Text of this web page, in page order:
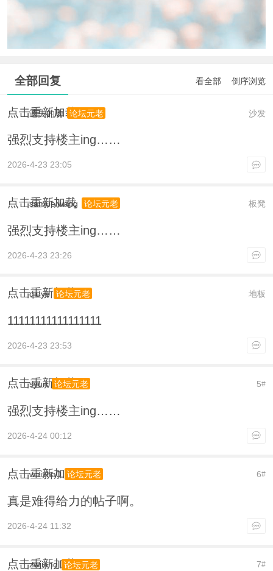
全部回复 看全部 倒序浏览
点击重新加载 沙发
遗失的吻 论坛元老
强烈支持楼主ing……
2026-4-23 23:05
点击重新加载 板凳
samuelwang 论坛元老
强烈支持楼主ing……
2026-4-23 23:26
点击重新加载 地板
qiuye 论坛元老
11111111111111111
2026-4-23 23:53
点击重新加载 5#
syurt 论坛元老
强烈支持楼主ing……
2026-4-24 00:12
点击重新加载 6#
waizha0 论坛元老
真是难得给力的帖子啊。
2026-4-24 11:32
点击重新加载 7#
zwjiang 论坛元老